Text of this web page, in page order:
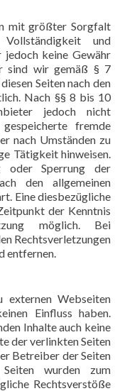
mit größter Sorgfalt
und
keine Gewähr
sind wir gemäß § 7
Seiten nach den
Nach §§ 8 bis 10
jedoch nicht
fremde
nach Umständen zu
Tätigkeit hinweisen.
oder Sperrung der
den allgemeinen
Eine diesbezügliche
der Kenntnis
möglich. Bei
Rechtsverletzungen
entfernen.
externen Webseiten
Einfluss haben.
Inhalte auch keine
der verlinkten Seiten
Betreiber der Seiten
wurden zum
Rechtsverstöße